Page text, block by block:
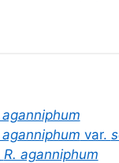
aganniphum
aganniphum var.
R. aganniphum